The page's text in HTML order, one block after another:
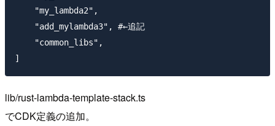
    "my_lambda2",
    "add_mylambda3", #←追記
    "common_libs",
lib/rust-lambda-template-stack.ts
でCDK定義の追加。